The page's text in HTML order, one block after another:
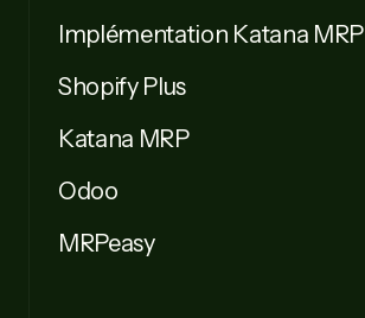
Implémentation Katana MRP
Shopify Plus
Katana MRP
Odoo
MRPeasy